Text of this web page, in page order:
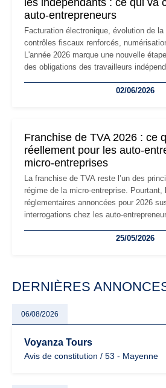
auto-entrepreneurs
Facturation électronique, évolution de la
contrôles fiscaux renforcés,
L'année 2026 marque une nouvelle
des obligations des travailleurs
les auto-entrepreneurs devront s'adapter
02/06/2026
Franchise de TVA 2026 : ce
réellement pour les auto-
micro-entreprises
La franchise de TVA reste l’un des
régime de la micro-entreprise. Pourtant,
réglementaires annoncées pour 2026
interrogations chez les auto-
facturation ou risque de bascule vers la
25/05/2026
DERNIÈRES
06/08/2026
Voyanza Tours
Avis de constitution / 53 - Mayenne